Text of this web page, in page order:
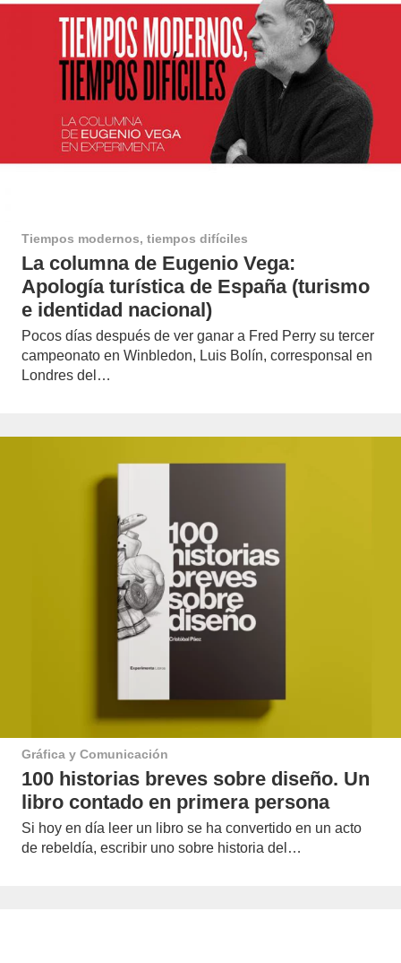
Tiempos modernos, tiempos difíciles
La columna de Eugenio Vega:
Apología turística de España (turismo
e identidad nacional)
Pocos días después de ver ganar a Fred Perry su tercer
campeonato en Winbledon, Luis Bolín, corresponsal en
Londres del…
Gráfica y Comunicación
100 historias breves sobre diseño. Un
libro contado en primera persona
Si hoy en día leer un libro se ha convertido en un acto
de rebeldía, escribir uno sobre historia del…